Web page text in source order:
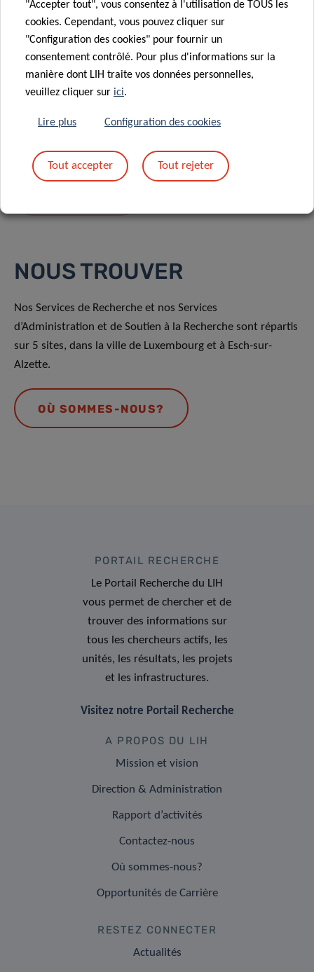
En envoyant votre message, vous acceptez
NOUS TROUVER
Nos Services de Recherche et nos Services
d’Administration et de Soutien à la Recherche sont répartis
sur 5 sites, dans la ville de Luxembourg et à Esch-sur-
Alzette.
OÙ SOMMES-NOUS?
PORTAIL RECHERCHE
Le Portail Recherche du LIH
vous permet de chercher et de
trouver des informations sur
tous les chercheurs actifs, les
unités, les résultats, les projets
et les infrastructures.
Visitez notre Portail Recherche
A PROPOS DU LIH
Mission et vision
Direction & Administration
Rapport d’activités
Contactez-nous
Où sommes-nous?
Opportunités de Carrière
RESTEZ CONNECTER
Actualités
"Accepter tout", vous consentez à l'utilisation de TOUS les
cookies. Cependant, vous pouvez cliquer sur
"Configuration des cookies" pour fournir un
consentement contrôlé. Pour plus d'informations sur la
manière dont LIH traite vos données personnelles,
veuillez cliquer sur ici.
Lire plus Configuration des cookies
Tout accepter Tout rejeter